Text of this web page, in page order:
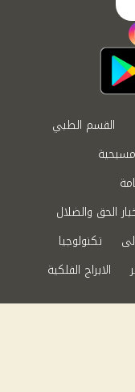
القسم الطبي
الحق والضلال
تكنولوجيا
الابراج الفلكية